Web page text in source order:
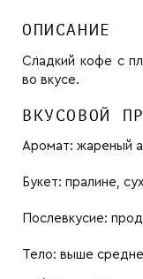
ОПИСАНИЕ
Сладкий кофе с
во вкусе.
ВКУСОВОЙ
Аромат: жареный
Букет: пралине,
Послевкусие:
Тело: выше